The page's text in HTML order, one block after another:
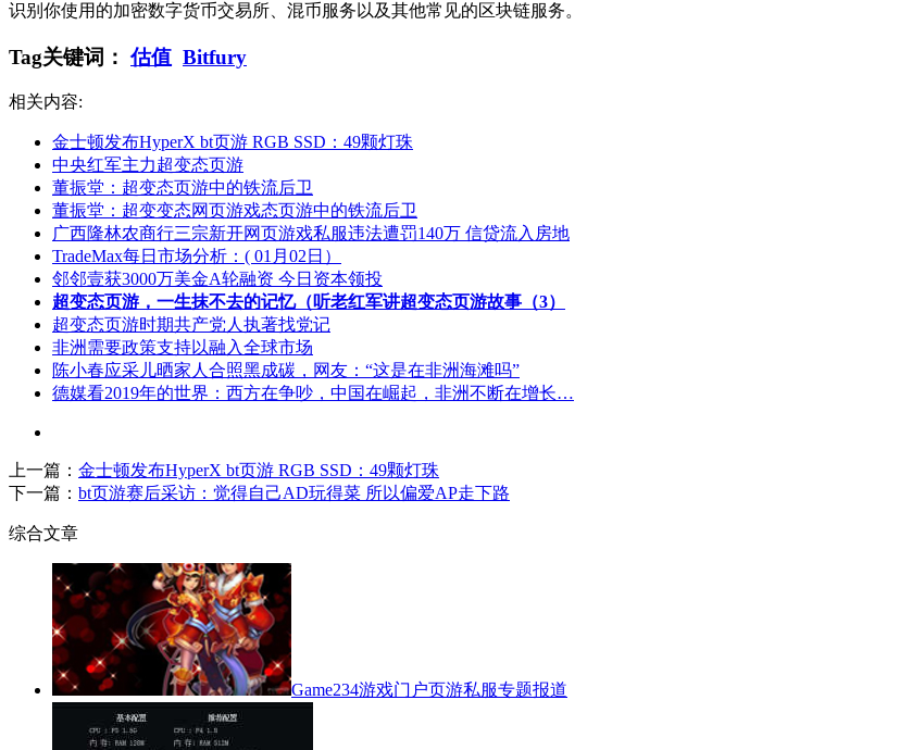
识别你使用的加密数字货币交易所、混币服务以及其他常见的区块链服务。
Tag关键词： 估值 Bitfury
相关内容:
金士顿发布HyperX bt页游 RGB SSD：49颗灯珠
中央红军主力超变态页游
董振堂：超变态页游中的铁流后卫
董振堂：超变变态网页游戏态页游中的铁流后卫
广西隆林农商行三宗新开网页游戏私服违法遭罚140万 信贷流入房地
TradeMax每日市场分析：( 01月02日）
邻邻壹获3000万美金A轮融资 今日资本领投
超变态页游，一生抹不去的记忆（听老红军讲超变态页游故事（3）
超变态页游时期共产党人执著找党记
非洲需要政策支持以融入全球市场
陈小春应采儿晒家人合照黑成碳，网友：“这是在非洲海滩吗”
德媒看2019年的世界：西方在争吵，中国在崛起，非洲不断在增长…
上一篇： 金士顿发布HyperX bt页游 RGB SSD：49颗灯珠
下一篇： bt页游赛后采访：觉得自己AD玩得菜 所以偏爱AP走下路
综合文章
Game234游戏门户页游私服专题报道